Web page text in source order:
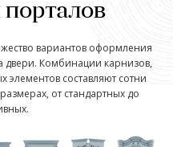
вариантов оформления
двери. Комбинации карнизов,
элементов составляют сотни
от стандартных до